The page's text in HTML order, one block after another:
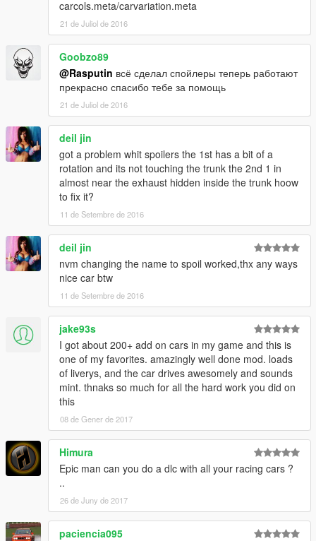
carcols.meta/carvariation.meta
21 de Juliol de 2016
Goobzo89
@Rasputin всё сделал спойлеры теперь работают
прекрасно спасибо тебе за помощь
21 de Juliol de 2016
deil jin
got a problem whit spoilers the 1st has a bit of a
rotation and its not touching the trunk the 2nd 1 in
almost near the exhaust hidden inside the trunk hoow
to fix it?
11 de Setembre de 2016
deil jin
nvm changing the name to spoil worked,thx any ways
nice car btw
11 de Setembre de 2016
jake93s
I got about 200+ add on cars in my game and this is
one of my favorites. amazingly well done mod. loads
of liverys, and the car drives awesomely and sounds
mint. thnaks so much for all the hard work you did on
this
08 de Gener de 2017
Himura
Epic man can you do a dlc with all your racing cars ?
..
26 de Juny de 2017
paciencia095